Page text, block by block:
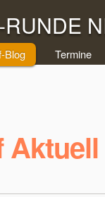
Blog Termine
Aktuell